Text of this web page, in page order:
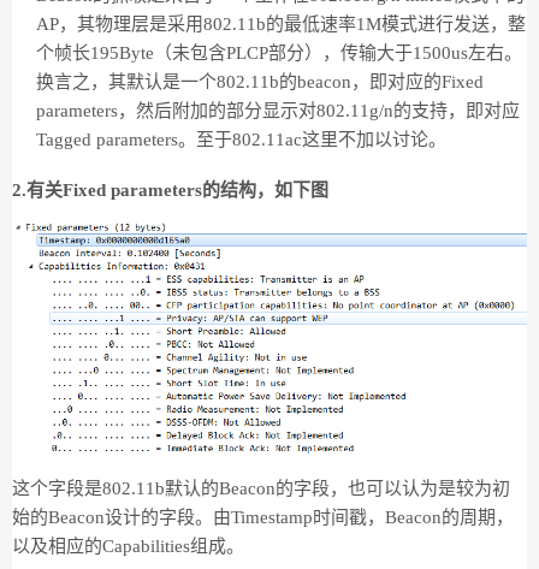
AP，其物理层是采用802.11b的最低速率1M模式进行发送，整
个帧长195Byte（未包含PLCP部分），传输大于1500us左右。
换言之，其默认是一个802.11b的beacon，即对应的Fixed
parameters，然后附加的部分显示对802.11g/n的支持，即对应
Tagged parameters。至于802.11ac这里不加以讨论。
2.有关Fixed parameters的结构，如下图
这个字段是802.11b默认的Beacon的字段，也可以认为是较为初
始的Beacon设计的字段。由Timestamp时间戳，Beacon的周期，
以及相应的Capabilities组成。